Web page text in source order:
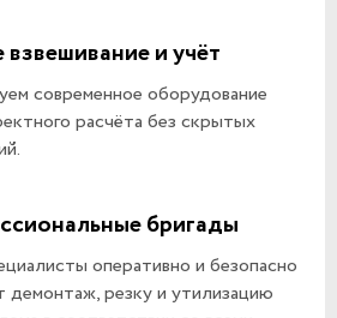
взвешивание и учёт
современное оборудование
расчёта без скрытых
бригады
оперативно и безопасно
демонтаж, резку и утилизацию